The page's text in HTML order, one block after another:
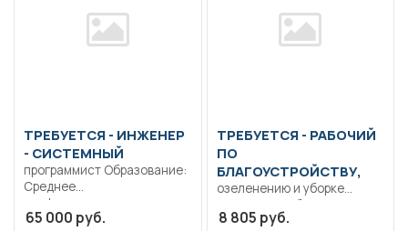
ТРЕБУЕТСЯ - ИНЖЕНЕР
- СИСТЕМНЫЙ
программист Образование:
Среднее
профессиональное
образование..
65 000 руб.
ТРЕБУЕТСЯ - РАБОЧИЙ
ПО
БЛАГОУСТРОЙСТВУ,
озеленению и уборке
территории Уборка и
поддержание чистоты
8 805 руб.